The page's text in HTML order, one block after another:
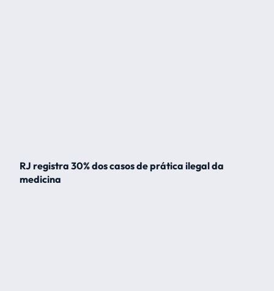
RJ registra 30% dos casos de prática ilegal da
medicina